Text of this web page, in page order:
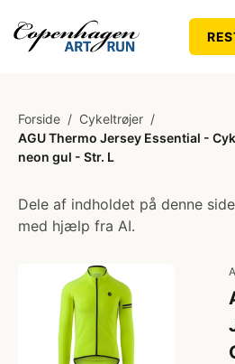
Forside / Cykeltrøjer /
AGU Thermo Jersey Essential -
neon gul - Str. L
Dele af indholdet på denne
med hjælp fra AI.